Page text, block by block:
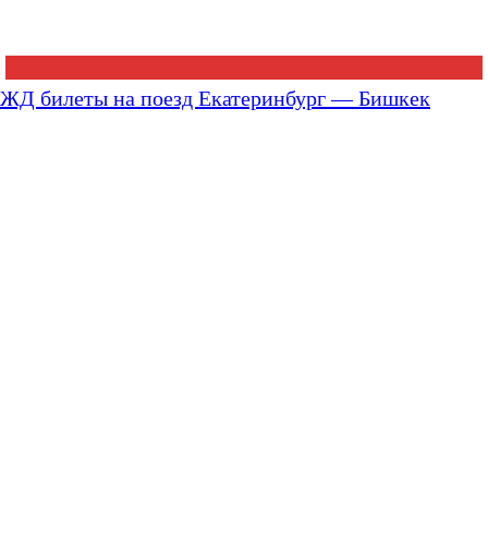
ЖД билеты на поезд Екатеринбург — Бишкек